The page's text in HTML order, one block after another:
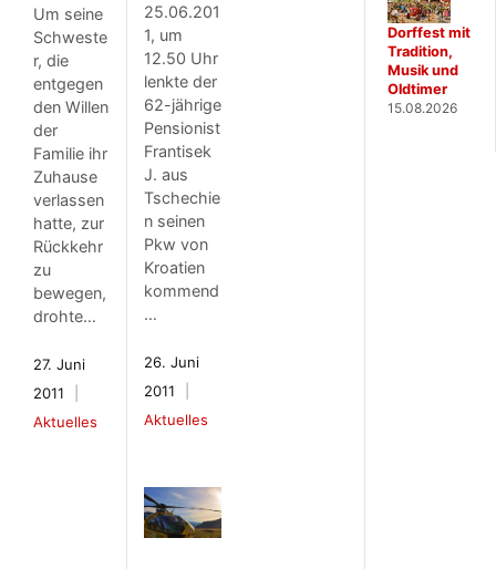
Um seine
Schweste
r, die
entgegen
den Willen
der
Familie ihr
Zuhause
verlassen
hatte, zur
Rückkehr
zu
bewegen,
drohte…
27. Juni
2011
Aktuelles
25.06.201
1, um
12.50 Uhr
lenkte der
62-jährige
Pensionist
Frantisek
J. aus
Tschechie
n seinen
Pkw von
Kroatien
kommend
…
26. Juni
2011
Aktuelles
Dorffest mit
Tradition,
Musik und
Oldtimer
15.08.2026